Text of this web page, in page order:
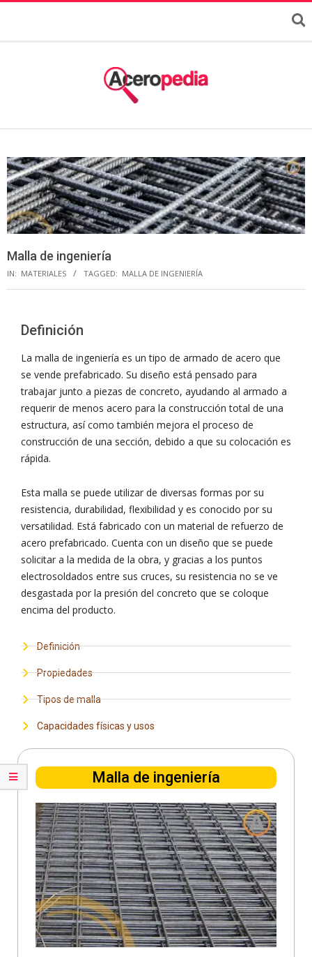
Malla de ingeniería
IN: MATERIALES TAGGED: MALLA DE INGENIERÍA
Definición
La malla de ingeniería es un tipo de armado de acero que
se vende prefabricado. Su diseño está pensado para
trabajar junto a piezas de concreto, ayudando al armado a
requerir de menos acero para la construcción total de una
estructura, así como también mejora el proceso de
construcción de una sección, debido a que su colocación es
rápida.
Esta malla se puede utilizar de diversas formas por su
resistencia, durabilidad, flexibilidad y es conocido por su
versatilidad. Está fabricado con un material de refuerzo de
acero prefabricado. Cuenta con un diseño que se puede
solicitar a la medida de la obra, y gracias a los puntos
electrosoldados entre sus cruces, su resistencia no se ve
desgastada por la presión del concreto que se coloque
encima del producto.
Definición
Propiedades
Tipos de malla
Capacidades físicas y usos
Malla de ingeniería